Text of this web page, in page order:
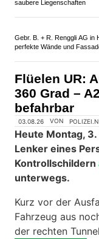
mit gezieltem Muskel- und
Sempach
auf der A2 –